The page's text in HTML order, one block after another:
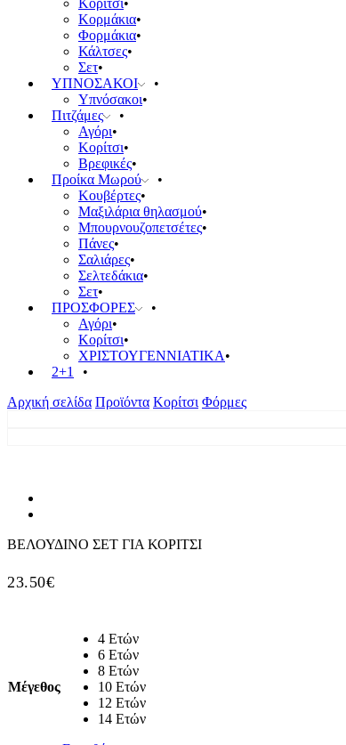
Κορίτσι
Κορμάκια
Φορμάκια
Κάλτσες
Σετ
ΥΠΝΟΣΑΚΟΙ
Υπνόσακοι
Πιτζάμες
Αγόρι
Κορίτσι
Βρεφικές
Προίκα Μωρού
Κουβέρτες
Μαξιλάρια θηλασμού
Μπουρνουζοπετσέτες
Πάνες
Σαλιάρες
Σελτεδάκια
Σετ
ΠΡΟΣΦΟΡΕΣ
Αγόρι
Κορίτσι
ΧΡΙΣΤΟΥΓΕΝΝΙΑΤΙΚΑ
2+1
Αρχική σελίδα Προϊόντα Κορίτσι Φόρμες
ΒΕΛΟΥΔΙΝΟ ΣΕΤ ΓΙΑ ΚΟΡΙΤΣΙ
23.50€
Μέγεθος
4 Ετών
6 Ετών
8 Ετών
10 Ετών
12 Ετών
14 Ετών